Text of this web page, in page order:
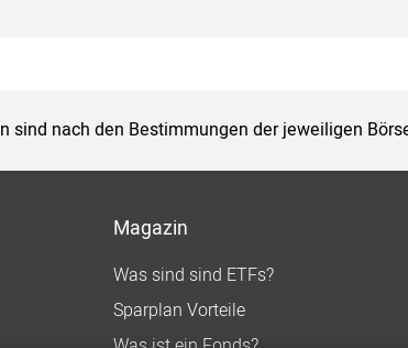
sind nach den Bestimmungen der jeweiligen
Magazin
Was sind sind ETFs?
Sparplan Vorteile